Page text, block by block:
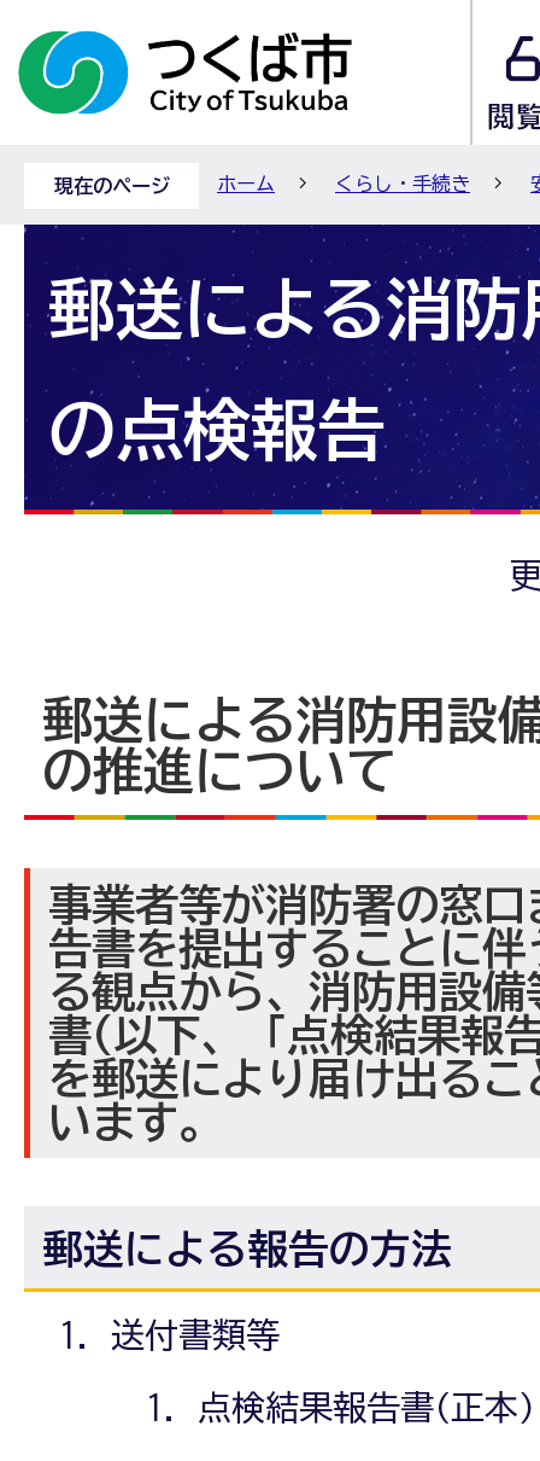
現在のページ ホーム くらし・手続き
郵送による消防
の点検報告
郵送による消防用設
の推進について
事業者等が消防署の窓
告書を提出することに
る観点から、消防用設
書(以下、「点検結果報
を郵送により届け出る
います。
郵送による報告の方法
送付書類等
点検結果報告書(正本)